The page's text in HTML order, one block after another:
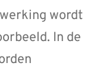
wordt
In de